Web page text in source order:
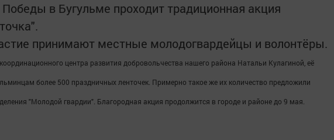
в Бугульме проходит традиционная акция
принимают местные молодогвардейцы и волонтёры.
координационного центра развития добровольчества нашего района Натальи Кулагиной, её
более 500 праздничных ленточек. Примерно такое же их количество предложили
"Молодой гвардии". Благородная акция продолжится в городе и районе до 9 мая.